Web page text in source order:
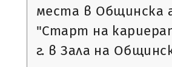
места в Общинска
"Старт на
г. в Зала на